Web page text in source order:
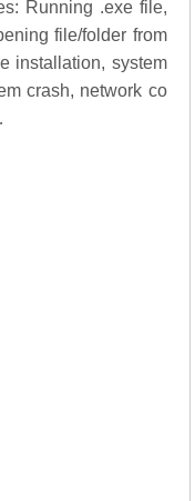
Running .exe file,
file/folder from
installation, system
crash, network co